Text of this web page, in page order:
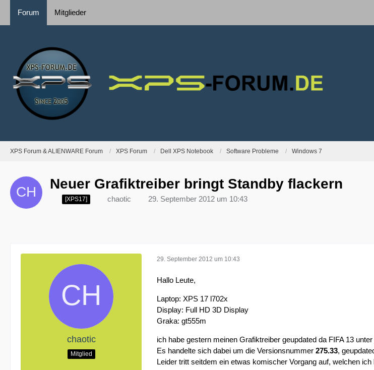
Forum Mitglieder
XPS Forum & ALIENWARE Forum XPS Forum Dell XPS Notebook Software Probleme Windows 7
Neuer Grafiktreiber bringt Standby flackern
[XPS17] chaotic 29. September 2012 um 10:43
chaotic
Mitglied
29. September 2012 um 10:43
Hallo Leute,
Laptop: XPS 17 l702x
Display: Full HD 3D Display
Graka: gt555m
ich habe gestern meinen Grafiktreiber geupdated da FIFA 13
Es handelte sich dabei um die Versionsnummer 275.33,
Leider tritt seitdem ein etwas komischer Vorgang auf, welchen ich